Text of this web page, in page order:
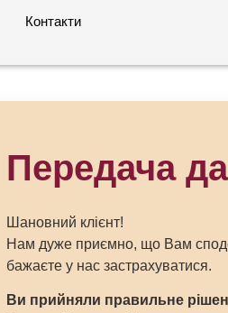
Контакти
Передача
Шановний клієнт!
Нам дуже приємно, що Вам
бажаєте у нас застрахуватися.
Ви прийняли правильне